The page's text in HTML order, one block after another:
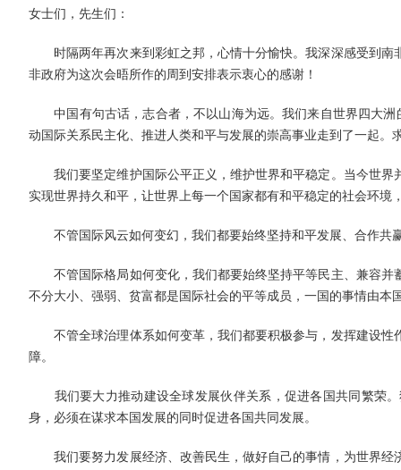
女士们，先生们：
时隔两年再次来到彩虹之邦，心情十分愉快。我深深感受到南
非政府为这次会晤所作的周到安排表示衷心的感谢！
中国有句古话，志合者，不以山海为远。我们来自世界四大洲
动国际关系民主化、推进人类和平与发展的崇高事业走到了一起
我们要坚定维护国际公平正义，维护世界和平稳定。当今世界
实现世界持久和平，让世界上每一个国家都有和平稳定的社会环
不管国际风云如何变幻，我们都要始终坚持和平发展、合作共
不管国际格局如何变化，我们都要始终坚持平等民主、兼容并
不分大小、强弱、贫富都是国际社会的平等成员，一国的事情由本
不管全球治理体系如何变革，我们都要积极参与，发挥建设性
障。
我们要大力推动建设全球发展伙伴关系，促进各国共同繁荣。
身，必须在谋求本国发展的同时促进各国共同发展。
我们要努力发展经济、改善民生，做好自己的事情，为世界经